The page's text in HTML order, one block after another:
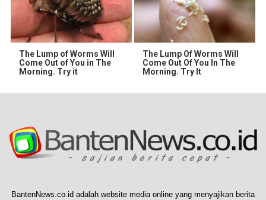
The Lump of Worms Will
Come Out of You in The
Morning. Try it
The Lump Of Worms Will
Come Out Of You In The
Morning. Try It
BantenNews.co.id adalah website media online yang menyajikan berita